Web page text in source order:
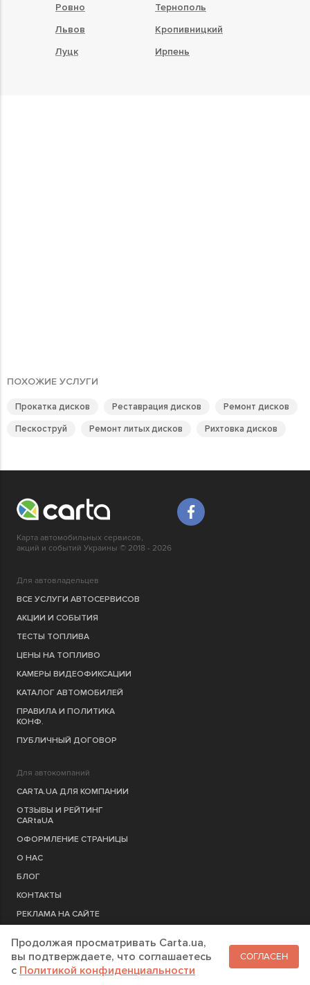
Ровно
Тернополь
Львов
Кропивницкий
Луцк
Ирпень
ПОХОЖИЕ УСЛУГИ
Прокатка дисков Реставрация дисков
Ремонт дисков
Пескоструй
Ремонт литых дисков Рихтовка дисков
Карта автомобильных сервисов,
акций и событий Украины © 2018 - 2026
Для автовладельцев
ВСЕ УСЛУГИ АВТОСЕРВИСОВ
АКЦИИ И СОБЫТИЯ
ТЕСТЫ ТОПЛИВА
ЦЕНЫ НА ТОПЛИВО
КАМЕРЫ ВИДЕОФИКСАЦИИ
КАТАЛОГ АВТОМОБИЛЕЙ
ПРАВИЛА И ПОЛИТИКА
КОНФ.
ПУБЛИЧНЫЙ ДОГОВОР
Для автокомпаний
CARTA.UA ДЛЯ КОМПАНИИ
ОТЗЫВЫ И РЕЙТИНГ
CARtaUA
ОФОРМЛЕНИЕ СТРАНИЦЫ
О НАС
БЛОГ
КОНТАКТЫ
РЕКЛАМА НА САЙТЕ
РЕГИСТРАЦИЯ КОМПАНИЮ
Продолжая просматривать Carta.ua,
вы подтверждаете, что соглашаетесь
c Политикой конфиденциальности
СОГЛАСЕН